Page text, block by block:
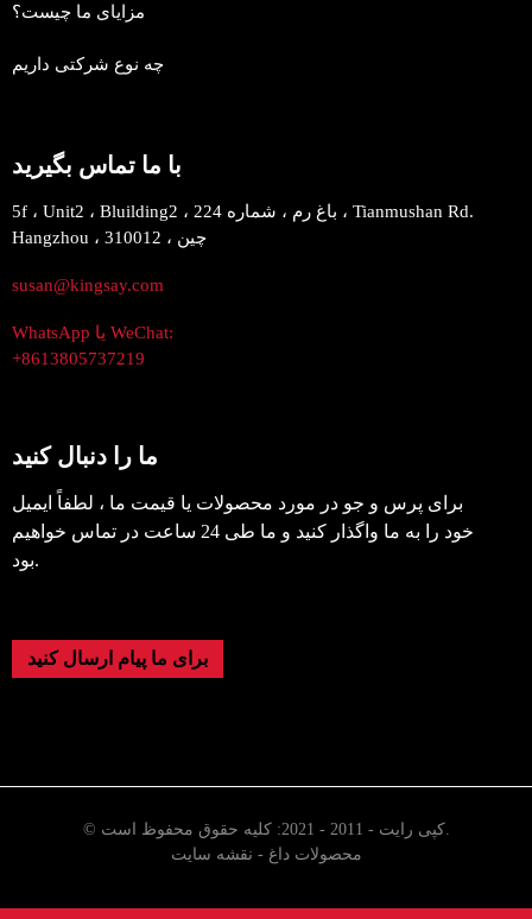
مزایای ما چیست؟
چه نوع شرکتی داریم
با ما تماس بگیرید
5f ، Unit2 ، Bluilding2 ، باغ رم ، شماره 224 ، Tianmushan Rd.
Hangzhou ، 310012 ، چین
susan@kingsay.com
WhatsApp یا WeChat:
+8613805737219
ما را دنبال کنید
برای پرس و جو در مورد محصولات یا قیمت ما ، لطفاً ایمیل
خود را به ما واگذار کنید و ما طی 24 ساعت در تماس خواهیم
بود.
برای ما پیام ارسال کنید
© کپی رایت - 2011 - 2021: کلیه حقوق محفوظ است.
محصولات داغ - نقشه سایت